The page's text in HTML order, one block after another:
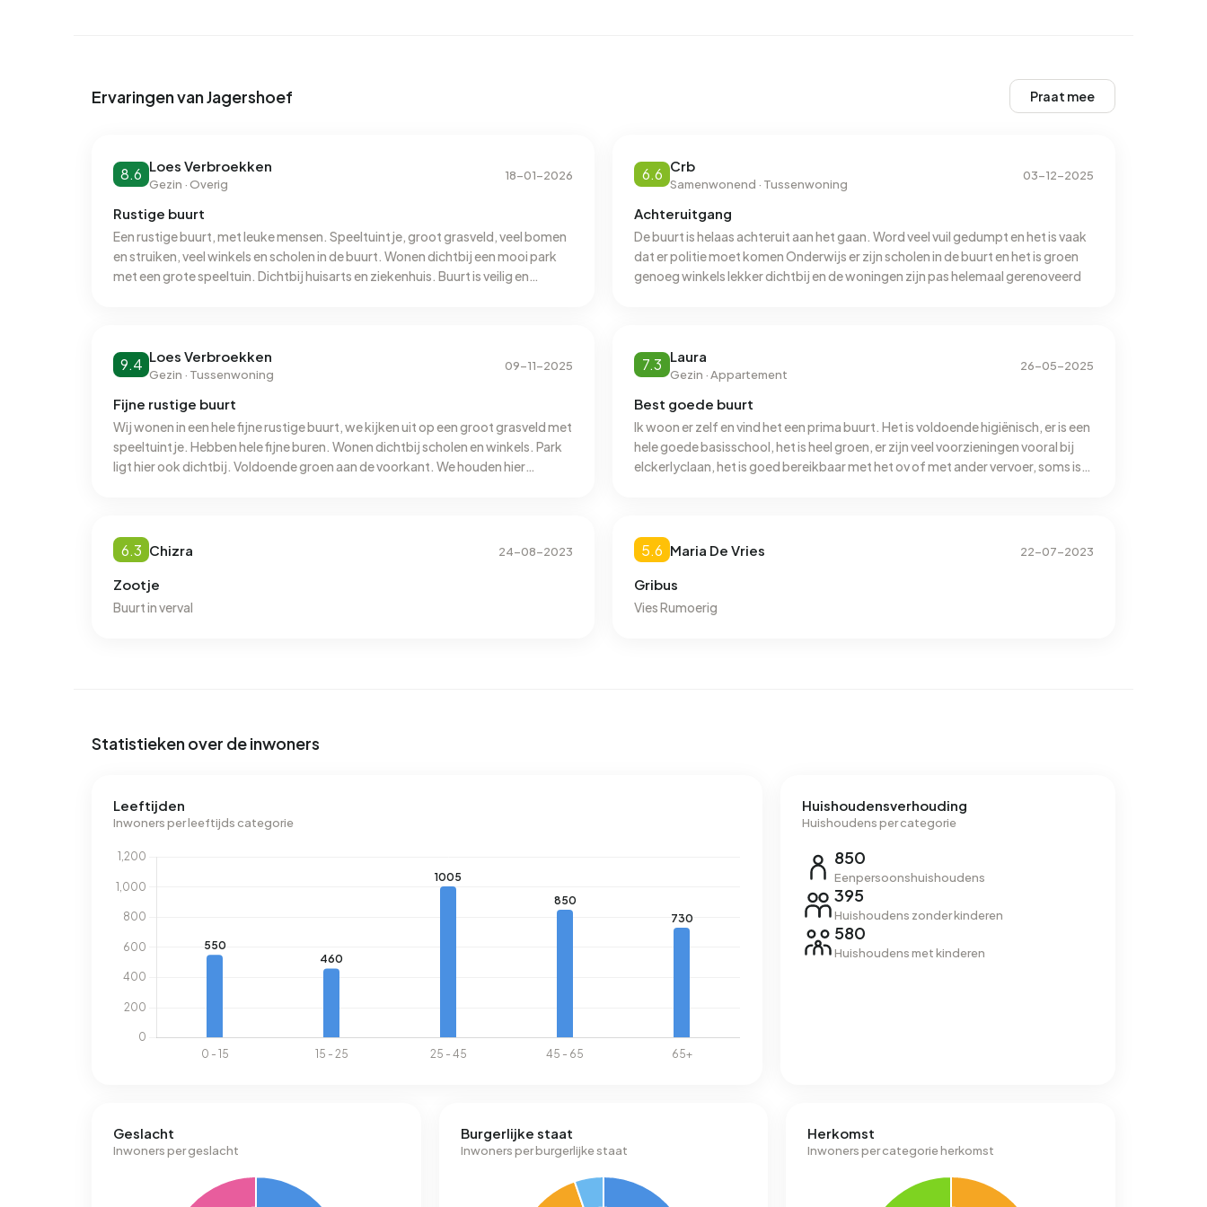
per jaar. Daarmee ligt het 23% lager dan het landelijke gemiddelde van 2.810 kWh. Met een jaarlijkse
Ervaringen van Jagershoef Praat mee
8.6 Loes Verbroekken
Gezin · Overig
18-01-2026
Rustige buurt
Een rustige buurt, met leuke mensen. Speeltuintje, groot grasveld, veel bomen
en struiken, veel winkels en scholen in de buurt. Wonen dichtbij een mooi park
met een grote speeltuin. Dichtbij huisarts en ziekenhuis. Buurt is veilig en
6.6 Crb
Samenwonend · Tussenwoning
03-12-2025
Achteruitgang
De buurt is helaas achteruit aan het gaan. Word veel vuil gedumpt en het is vaak
dat er politie moet komen Onderwijs er zijn scholen in de buurt en het is groen
genoeg winkels lekker dichtbij en de woningen zijn pas helemaal gerenoveerd
9.4 Loes Verbroekken
Gezin · Tussenwoning
09-11-2025
Fijne rustige buurt
Wij wonen in een hele fijne rustige buurt, we kijken uit op een groot grasveld met
speeltuintje. Hebben hele fijne buren. Wonen dichtbij scholen en winkels. Park
ligt hier ook dichtbij. Voldoende groen aan de voorkant. We houden hier
7.3 Laura
Gezin · Appartement
26-05-2025
Best goede buurt
Ik woon er zelf en vind het een prima buurt. Het is voldoende higiënisch, er is een
hele goede basisschool, het is heel groen, er zijn veel voorzieningen vooral bij
elckerlyclaan, het is goed bereikbaar met het ov of met ander vervoer, soms is
6.3 Chizra 24-08-2023
Zootje
Buurt in verval
5.6 Maria De Vries 22-07-2023
Gribus
Vies Rumoerig
Statistieken over de inwoners
Leeftijden
Inwoners per leeftijds categorie
Huishoudensverhouding
Huishoudens per categorie
850
Eenpersoonshuishoudens
395
Huishoudens zonder kinderen
580
Huishoudens met kinderen
Geslacht
Inwoners per geslacht
Burgerlijke staat
Inwoners per burgerlijke staat
Herkomst
Inwoners per categorie herkomst